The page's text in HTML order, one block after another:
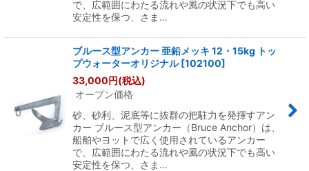
で、広範囲にわたる流れや風の状況下でも高い
安定性を保つ、さま…
ブルース型アンカー 亜鉛メッキ 12・15kg トッ
プウォーターオリジナル [102100]
33,000円(税込)
オープン価格
砂、砂利、泥底等に抜群の把駐力を発揮すアン
カー ブルース型アンカー（Bruce Anchor）は、
船舶やヨットで広く使用されているアンカー
で、広範囲にわたる流れや風の状況下でも高い
安定性を保つ、さま…